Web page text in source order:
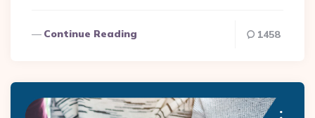
Continue Reading 1458